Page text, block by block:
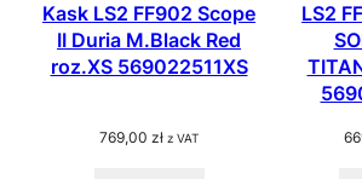
Kask LS2 FF902 Scope
II Duria M.Black Red
roz.XS 569022511XS
769,00 zł z VAT
LS2